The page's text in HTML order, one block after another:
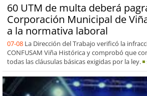
60 UTM de multa deberá
Corporación Municipal de
a la normativa laboral
07-08 La Dirección del Trabajo verificó la
CONFUSAM Viña Histórica y comprobó que
todas las cláusulas básicas exigidas por la ley.